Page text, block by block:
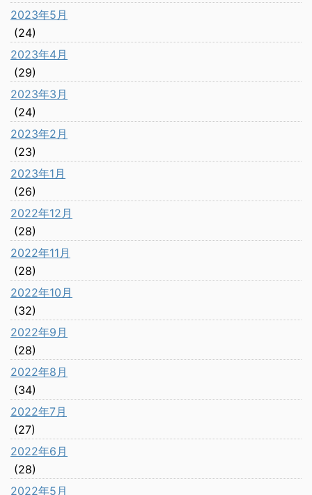
2023年5月
(24)
2023年4月
(29)
2023年3月
(24)
2023年2月
(23)
2023年1月
(26)
2022年12月
(28)
2022年11月
(28)
2022年10月
(32)
2022年9月
(28)
2022年8月
(34)
2022年7月
(27)
2022年6月
(28)
2022年5月